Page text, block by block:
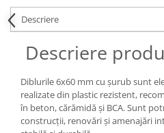
Descriere
Descriere
Diblurile 6x60 mm cu șurub sunt
realizate din plastic rezistent,
în beton, cărămidă și BCA. Sunt
construcții, renovări și amenajări